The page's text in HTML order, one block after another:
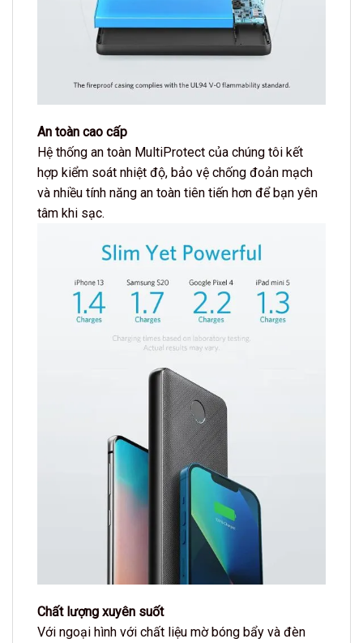
An toàn cao cấp
Hệ thống an toàn MultiProtect của chúng tôi kết
hợp kiểm soát nhiệt độ, bảo vệ chống đoản mạch
và nhiều tính năng an toàn tiên tiến hơn để bạn yên
tâm khi sạc.
Chất lượng xuyên suốt
Với ngoại hình với chất liệu mờ bóng bẩy và đèn